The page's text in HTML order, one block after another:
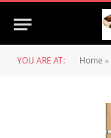
YOU ARE AT: Home »